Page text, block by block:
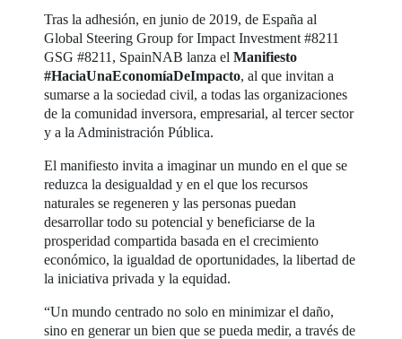
Tras la adhesión, en junio de 2019, de España al
Global Steering Group for Impact Investment #8211
GSG #8211, SpainNAB lanza elManifiesto
#HaciaUnaEconomíaDeImpacto, al que invitan a
sumarse a la sociedad civil, a todas las organizaciones
de la comunidad inversora, empresarial, al tercer sector
y a la Administración Pública.
El manifiesto invita a imaginar un mundo en el que se
reduzca la desigualdad y en el que los recursos
naturales se regeneren y las personas puedan
desarrollar todo su potencial y beneficiarse de la
prosperidad compartida basada en el crecimiento
económico, la igualdad de oportunidades, la libertad de
la iniciativa privada y la equidad.
“Un mundo centrado no solo en minimizar el daño,
sino en generar un bien que se pueda medir, a través de